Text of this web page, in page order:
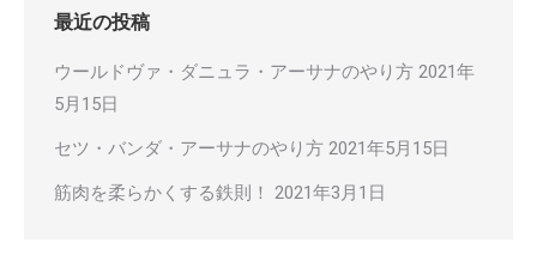
最近の投稿
ウールドヴァ・ダニュラ・アーサナのやり方 2021年
5月15日
セツ・バンダ・アーサナのやり方 2021年5月15日
筋肉を柔らかくする鉄則！ 2021年3月1日